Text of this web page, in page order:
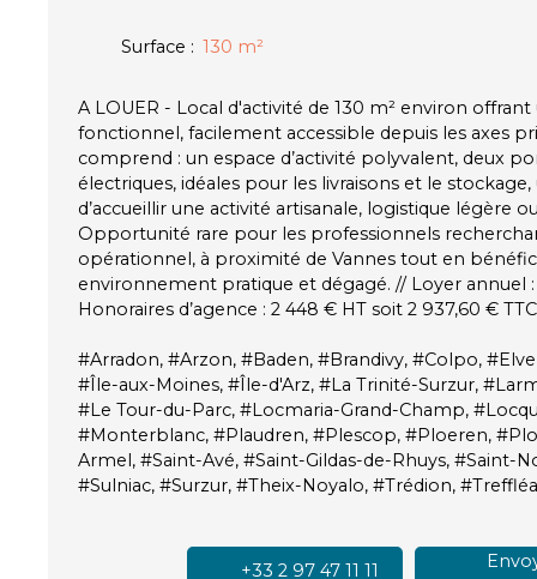
Surface : 130 m²
A LOUER - Local d'activité de 130 m² environ
fonctionnel, facilement accessible depuis les axes
comprend : un espace d’activité polyvalent, deux
électriques, idéales pour les livraisons et le
d’accueillir une activité artisanale, logistique légère
Opportunité rare pour les professionnels
opérationnel, à proximité de Vannes tout en
environnement pratique et dégagé. // Loyer annuel :
Honoraires d’agence : 2 448 € HT soit 2 937,60 €
#Arradon, #Arzon, #Baden, #Brandivy, #Colpo,
#Île-aux-Moines, #Île-d'Arz, #La Trinité-Surzur,
#Le Tour-du-Parc, #Locmaria-Grand-Champ,
#Monterblanc, #Plaudren, #Plescop, #Ploeren,
Armel, #Saint-Avé, #Saint-Gildas-de-Rhuys, #Saint-
#Sulniac, #Surzur, #Theix-Noyalo, #Trédion,
+33 2 97 47 11 11